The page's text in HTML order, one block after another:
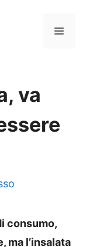
MENU
va
consumo,
ma l’insalata